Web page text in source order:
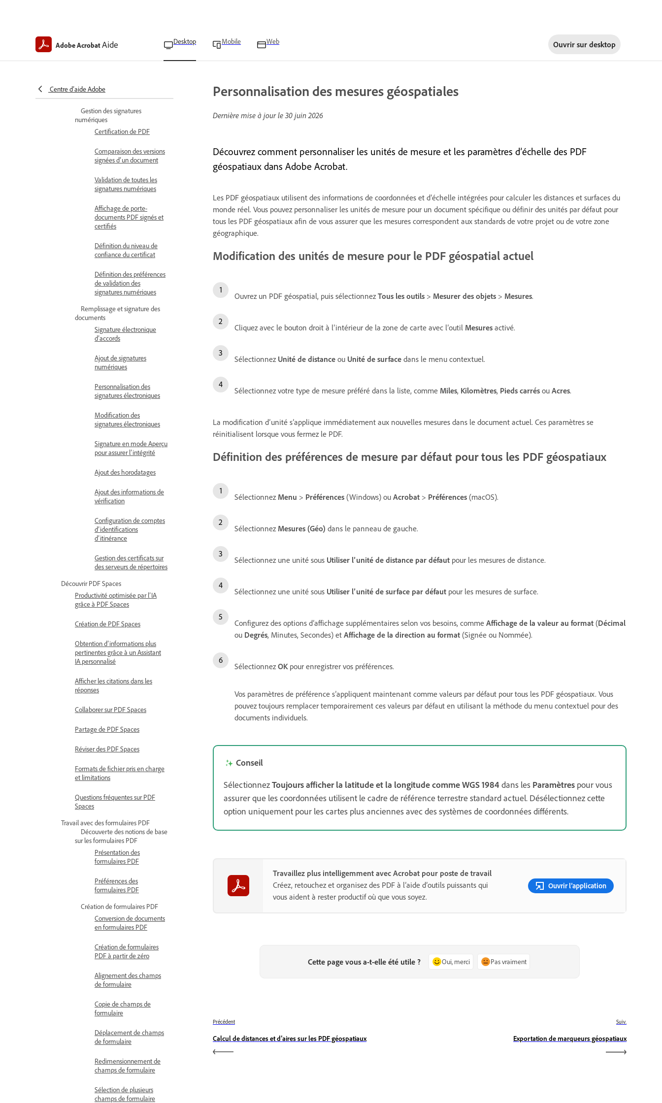
Adobe AcrobatAide Desktop Mobile Web Ouvrir sur desktop
Centre d’aide Adobe
électroniques en masse
Gestion des accords
envoyés en masse
Gestion des signatures
numériques
Certification de PDF
Comparaison des versions
signées d’un document
Validation de toutes les
signatures numériques
Affichage de porte-
documents PDF signés et
certifiés
Définition du niveau de
confiance du certificat
Définition des préférences
de validation des
signatures numériques
Remplissage et signature des
documents
Signature électronique
d’accords
Ajout de signatures
numériques
Personnalisation des
signatures électroniques
Modification des
signatures électroniques
Signature en mode Aperçu
pour assurer l’intégrité
Ajout des horodatages
Ajout des informations de
vérification
Configuration de comptes
d’identifications
d’itinérance
Gestion des certificats sur
des serveurs de répertoires
Découvrir PDF Spaces
Productivité optimisée par l’IA
grâce à PDF Spaces
Création de PDF Spaces
Obtention d’informations plus
pertinentes grâce à un Assistant
IA personnalisé
Afficher les citations dans les
réponses
Collaborer sur PDF Spaces
Partage de PDF Spaces
Réviser des PDF Spaces
Formats de fichier pris en charge
et limitations
Questions fréquentes sur PDF
Spaces
Travail avec des formulaires PDF
Découverte des notions de base
sur les formulaires PDF
Présentation des
formulaires PDF
Préférences des
formulaires PDF
Création de formulaires PDF
Conversion de documents
en formulaires PDF
Création de formulaires
PDF à partir de zéro
Alignement des champs
de formulaire
Copie de champs de
formulaire
Déplacement de champs
de formulaire
Redimensionnement de
champs de formulaire
Sélection de plusieurs
champs de formulaire
Personnalisation des mesures géospatiales
Dernière mise à jour le 30 juin 2026
Découvrez comment personnaliser les unités de mesure et les paramètres d’échelle des PDF
géospatiaux dans Adobe Acrobat.
Les PDF géospatiaux utilisent des informations de coordonnées et d’échelle intégrées pour calculer les distances et surfaces du
monde réel. Vous pouvez personnaliser les unités de mesure pour un document spécifique ou définir des unités par défaut pour
tous les PDF géospatiaux afin de vous assurer que les mesures correspondent aux standards de votre projet ou de votre zone
géographique.
Modification des unités de mesure pour le PDF géospatial actuel
Ouvrez un PDF géospatial, puis sélectionnez Tous les outils > Mesurer des objets > Mesures.
Cliquez avec le bouton droit à l’intérieur de la zone de carte avec l’outil Mesures activé.
Sélectionnez Unité de distance ou Unité de surface dans le menu contextuel.
Sélectionnez votre type de mesure préféré dans la liste, comme Miles, Kilomètres, Pieds carrés ou Acres.
La modification d’unité s’applique immédiatement aux nouvelles mesures dans le document actuel. Ces paramètres se
réinitialisent lorsque vous fermez le PDF.
Définition des préférences de mesure par défaut pour tous les PDF géospatiaux
Sélectionnez Menu > Préférences (Windows) ou Acrobat > Préférences (macOS).
Sélectionnez Mesures (Géo) dans le panneau de gauche.
Sélectionnez une unité sous Utiliser l’unité de distance par défaut pour les mesures de distance.
Sélectionnez une unité sous Utiliser l’unité de surface par défaut pour les mesures de surface.
Configurez des options d’affichage supplémentaires selon vos besoins, comme Affichage de la valeur au format (Décimal
ou Degrés, Minutes, Secondes) et Affichage de la direction au format (Signée ou Nommée).
Sélectionnez OK pour enregistrer vos préférences.
Vos paramètres de préférence s’appliquent maintenant comme valeurs par défaut pour tous les PDF géospatiaux. Vous
pouvez toujours remplacer temporairement ces valeurs par défaut en utilisant la méthode du menu contextuel pour des
documents individuels.
Conseil
SélectionnezToujours afficher la latitude et la longitude comme WGS 1984dans les Paramètres pour vous
assurer que les coordonnées utilisent le cadre de référence terrestre standard actuel. Désélectionnez cette
option uniquement pour les cartes plus anciennes avec des systèmes de coordonnées différents.
Travaillez plus intelligemment avec Acrobat pour poste de travail
Créez, retouchez et organisez des PDF à l’aide d’outils puissants qui
vous aident à rester productif où que vous soyez.
Ouvrir l’application
Cette page vous a-t-elle été utile ? Oui, merci Pas vraiment
Précédent
Calcul de distances et d’aires sur les PDF géospatiaux
Suiv.
Exportation de marqueurs géospatiaux